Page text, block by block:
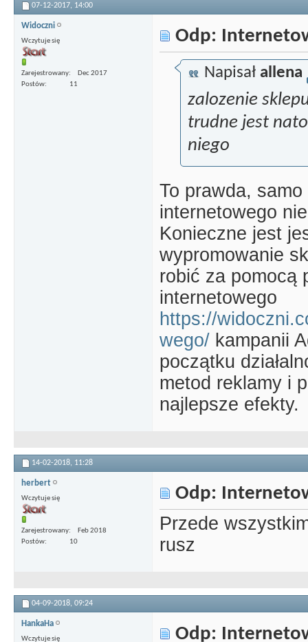
07-12-2017, 14:00
Widoczni
Wczytuje się
Zarejestrowany
Dec 2017
Postów
11
Odp:
Napisał allena
zalozenie
trudne jest
niego
To prawda,
internetowego
Konieczne jest
wypromowanie
robić za pomocą
internetowego
https://
wego/ kampanii
początku
metod reklamy i
najlepsze efekty.
14-02-2018, 11:28
herbert
Wczytuje się
Zarejestrowany
Feb 2018
Postów
10
Odp:
Przede
rusz
04-09-2018, 09:24
HankaHa
Wczytuje się Odp: